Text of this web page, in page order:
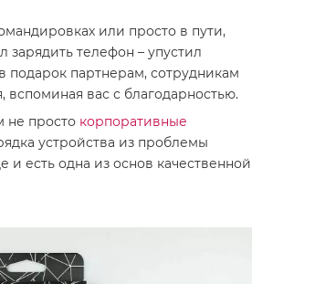
или просто в пути,
телефон – упустил
подарок партнерам, сотрудникам
вспоминая вас с благодарностью.
не просто корпоративные
устройства из проблемы
есть одна из основ качественной